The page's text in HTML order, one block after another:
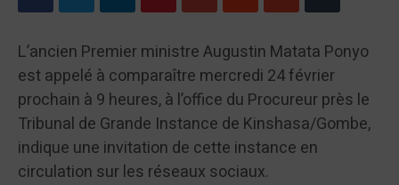
L’ancien Premier ministre Augustin Matata Ponyo
est appelé à comparaître mercredi 24 février
prochain à 9 heures, à l’office du Procureur près le
Tribunal de Grande Instance de Kinshasa/Gombe,
indique une invitation de cette instance en
circulation sur les réseaux sociaux.